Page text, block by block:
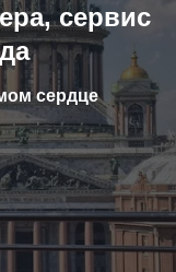
сервис
сердце